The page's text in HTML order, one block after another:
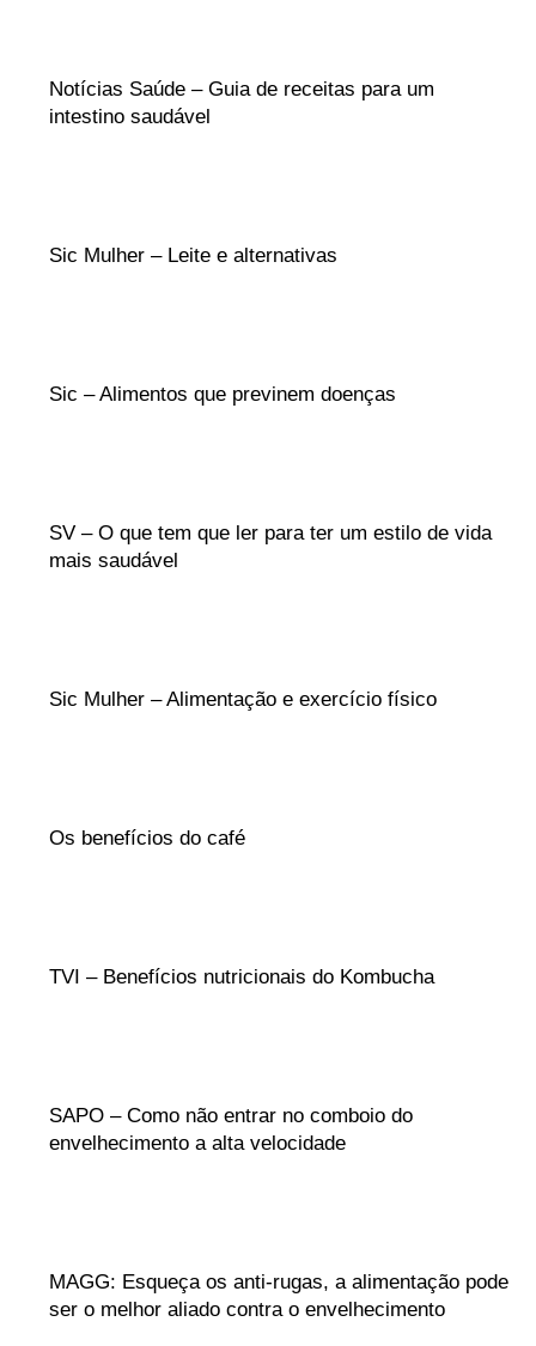
Notícias Saúde – Guia de receitas para um
intestino saudável
Sic Mulher – Leite e alternativas
Sic – Alimentos que previnem doenças
SV – O que tem que ler para ter um estilo de vida
mais saudável
Sic Mulher – Alimentação e exercício físico
Os benefícios do café
TVI – Benefícios nutricionais do Kombucha
SAPO – Como não entrar no comboio do
envelhecimento a alta velocidade
MAGG: Esqueça os anti-rugas, a alimentação pode
ser o melhor aliado contra o envelhecimento